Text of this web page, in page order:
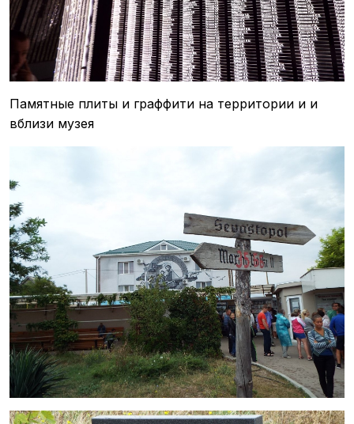
Памятные плиты и граффити на территории и и
вблизи музея